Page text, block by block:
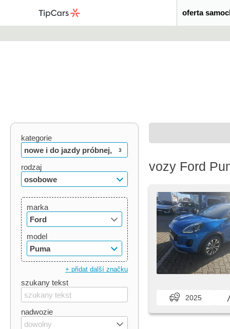
oferta
kategorie
nowe i do jazdy próbnej,
używane, oldtimery
3
rodzaj
osobowe
marka
Ford
model
Puma
+ přidat další značku
szukany tekst
nadwozie
dowolny
vozy Ford
2025